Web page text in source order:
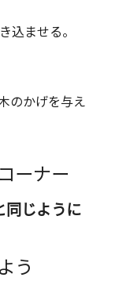
込ませる。
のかげを与え
ーナー
同じように
う